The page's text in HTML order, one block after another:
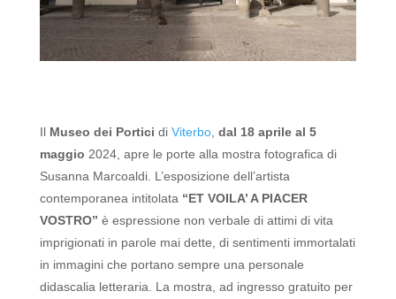
Il Museo dei Portici di Viterbo, dal 18 aprile al 5
maggio 2024, apre le porte alla mostra fotografica di
Susanna Marcoaldi. L’esposizione dell’artista
contemporanea intitolata “ET VOILA’ A PIACER
VOSTRO” è espressione non verbale di attimi di vita
imprigionati in parole mai dette, di sentimenti immortalati
in immagini che portano sempre una personale
didascalia letteraria.
La mostra, ad ingresso gratuito per